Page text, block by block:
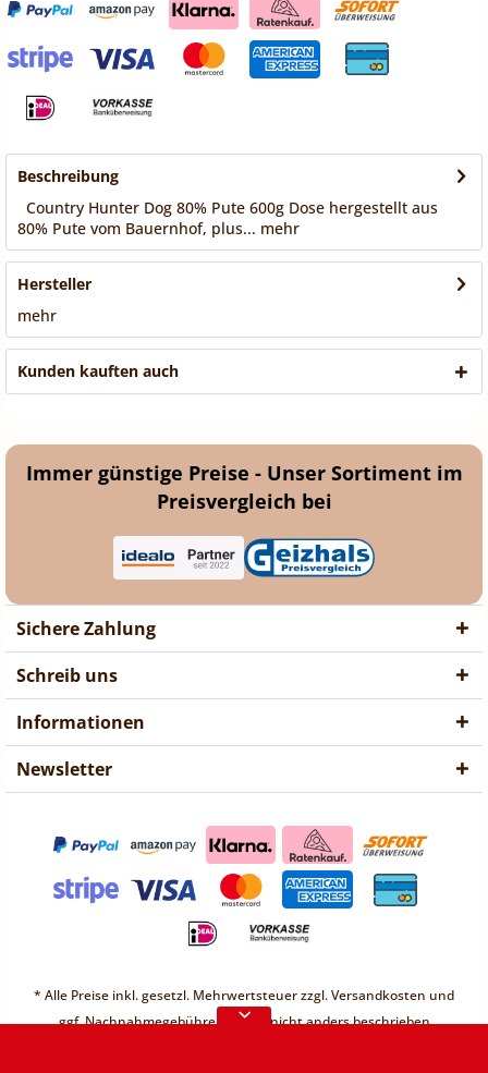
Vorübergehend sind keine
Bestellungen möglich.
Beschreibung
Country Hunter Dog 80% Pute 600g Dose hergestellt aus
80% Pute vom Bauernhof, plus... mehr
Hersteller
mehr
Kunden kauften auch
Immer günstige Preise - Unser Sortiment im
Preisvergleich bei
Sichere Zahlung
Schreib uns
Informationen
Newsletter
* Alle Preise inkl. gesetzl. Mehrwertsteuer zzgl.Versandkosten und
ggf. Nachnahmegebühren, wenn nicht anders beschrieben